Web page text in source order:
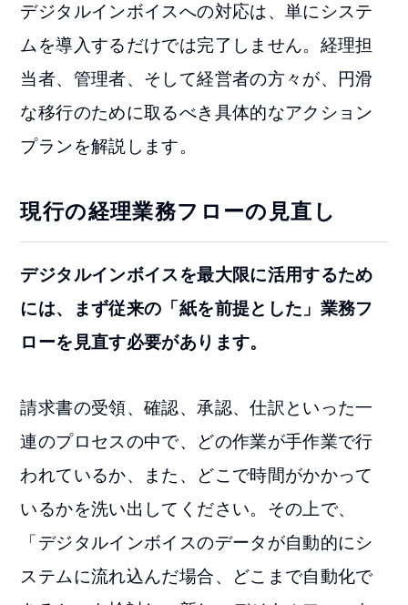
デジタルインボイスへの対応は、単にシステ
ムを導入するだけでは完了しません。経理担
当者、管理者、そして経営者の方々が、円滑
な移行のために取るべき具体的なアクション
プランを解説します。
現行の経理業務フローの見直し
デジタルインボイスを最大限に活用するため
には、まず従来の「紙を前提とした」業務フ
ローを見直す必要があります。
請求書の受領、確認、承認、仕訳といった一
連のプロセスの中で、どの作業が手作業で行
われているか、また、どこで時間がかかって
いるかを洗い出してください。その上で、
「デジタルインボイスのデータが自動的にシ
ステムに流れ込んだ場合、どこまで自動化で